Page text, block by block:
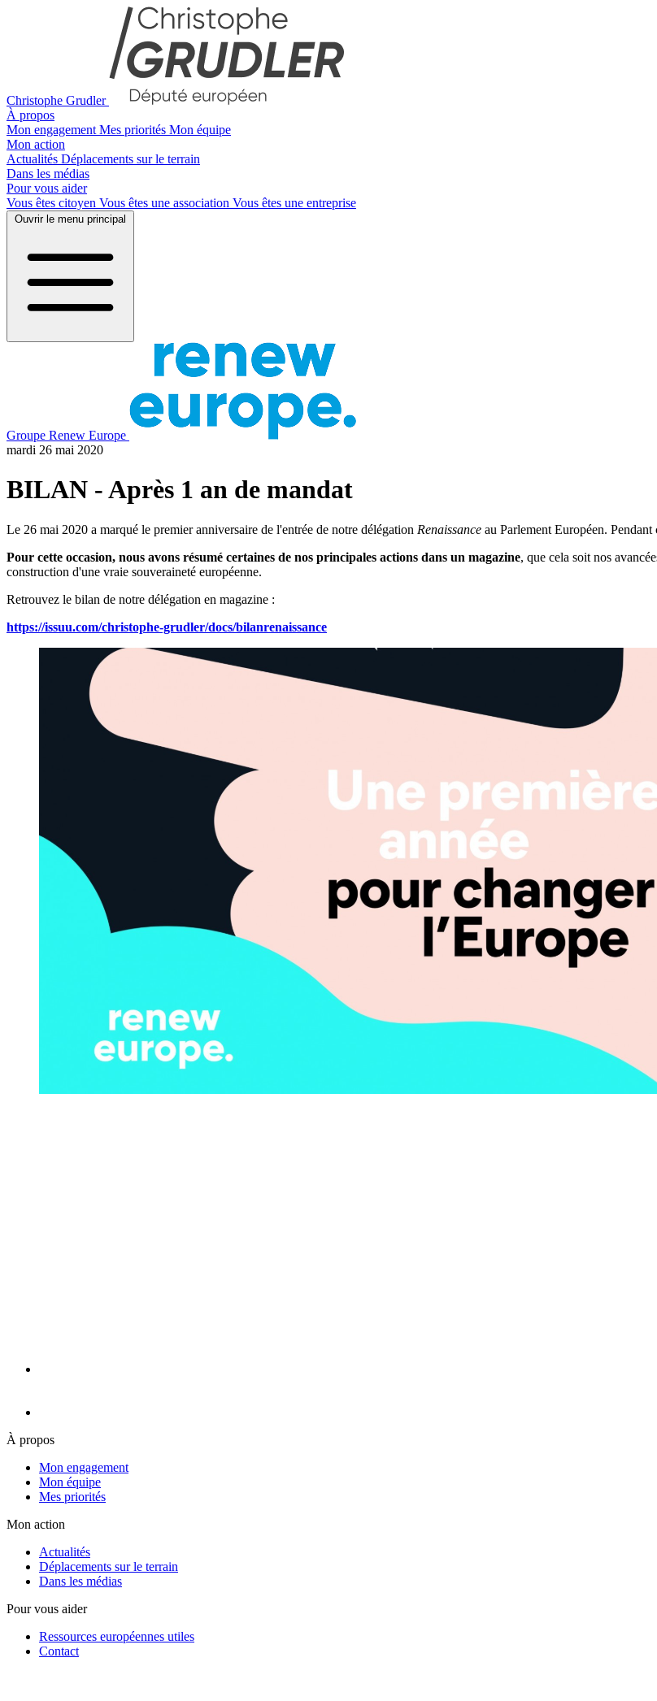
Christophe Grudler
À propos
Mon engagement Mes priorités Mon équipe
Mon action
Actualités Déplacements sur le terrain
Dans les médias
Pour vous aider
Vous êtes citoyen Vous êtes une association Vous êtes une entreprise
Ouvrir le menu principal
Groupe Renew Europe
mardi 26 mai 2020
BILAN - Après 1 an de mandat
Le 26 mai 2020 a marqué le premier anniversaire de l'entrée de notre délégation Renaissance au Parlement Européen. Pendant
Pour cette occasion, nous avons résumé certaines de nos principales actions dans un magazine, que cela soit nos
construction d'une vraie souveraineté européenne.
Retrouvez le bilan de notre délégation en magazine :
https://issuu.com/christophe-grudler/docs/bilanrenaissance
À propos
Mon engagement
Mon équipe
Mes priorités
Mon action
Actualités
Déplacements sur le terrain
Dans les médias
Pour vous aider
Ressources européennes utiles
Contact